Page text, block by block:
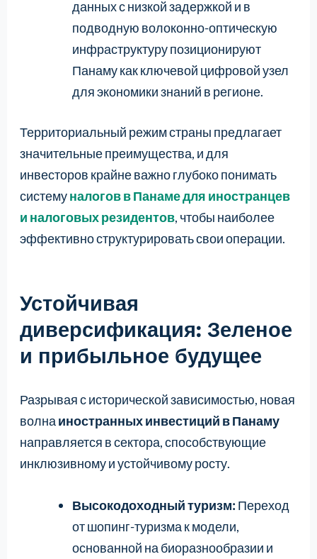
данных с низкой задержкой и в
подводную волоконно-оптическую
инфраструктуру позиционируют
Панаму как ключевой цифровой узел
для экономики знаний в регионе.
Территориальный режим страны предлагает
значительные преимущества, и для
инвесторов крайне важно глубоко понимать
системуналогов в Панаме для иностранцев
и налоговых резидентов, чтобы наиболее
эффективно структурировать свои операции.
Устойчивая
диверсификация: Зеленое
и прибыльное будущее
Разрывая с исторической зависимостью, новая
волнаиностранных инвестиций в Панаму
направляется в сектора, способствующие
инклюзивному и устойчивому росту.
Высокодоходный туризм: Переход
от шопинг-туризма к модели,
основанной на биоразнообразии и